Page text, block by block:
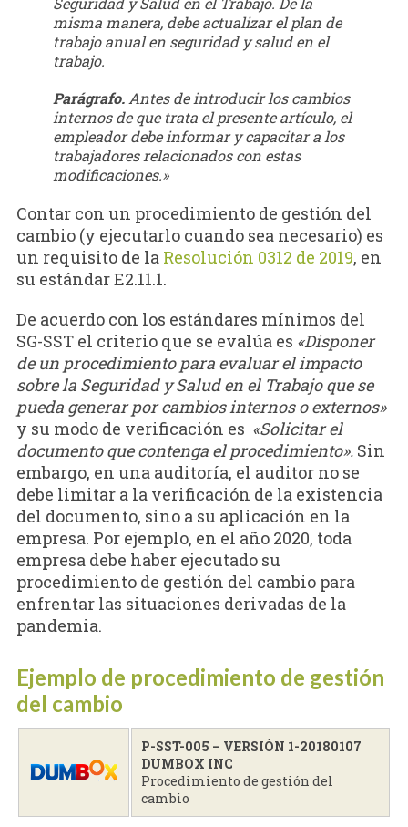
misma manera, debe actualizar el plan de
trabajo anual en seguridad y salud en el
trabajo.
Parágrafo. Antes de introducir los cambios
internos de que trata el presente artículo, el
empleador debe informar y capacitar a los
trabajadores relacionados con estas
modificaciones.»
Contar con un procedimiento de gestión del
cambio (y ejecutarlo cuando sea necesario) es
un requisito de la Resolución 0312 de 2019, en
su estándar E2.11.1.
De acuerdo con los estándares mínimos del
SG-SST el criterio que se evalúa es «Disponer
de un procedimiento para evaluar el impacto
sobre la Seguridad y Salud en el Trabajo que se
pueda generar por cambios internos o externos»
y su modo de verificación es «Solicitar el
documento que contenga el procedimiento».Sin
embargo, en una auditoría, el auditor no se
debe limitar a la verificación de la existencia
del documento, sino a su aplicación en la
empresa. Por ejemplo, en el año 2020, toda
empresa debe haber ejecutado su
procedimiento de gestión del cambio para
enfrentar las situaciones derivadas de la
pandemia.
Ejemplo de procedimiento de gestión
del cambio
P-SST-005 – VERSIÓN 1-20180107
DUMBOX INC
Procedimiento de gestión del
cambio